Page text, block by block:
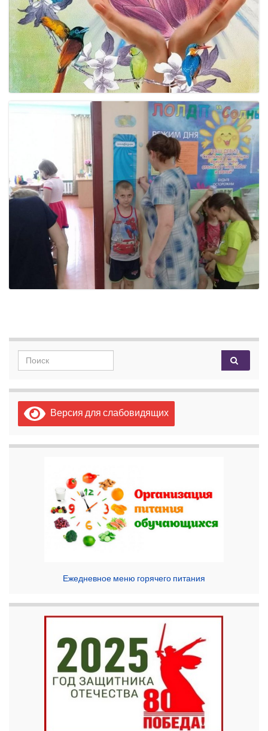
Search for:
Версия для слабовидящих
Ежедневное меню горячего питания